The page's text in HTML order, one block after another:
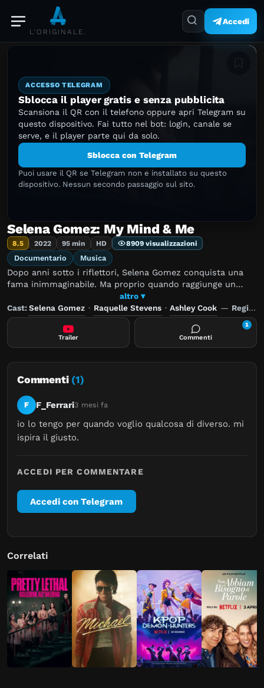
L'ORIGINALE.
Accedi
ACCESSO TELEGRAM
Sblocca il player gratis e senza pubblicita
Scansiona il QR con il telefono oppure apri Telegram su
questo dispositivo. Fai tutto nel bot: login, canale se
serve, e il player parte qui da solo.
Sblocca con Telegram
Puoi usare il QR se Telegram non e installato su questo
dispositivo. Nessun secondo passaggio sul sito.
Selena Gomez: My Mind & Me
8.5 2022 95 min HD 8909 visualizzazioni
Documentario Musica
Dopo anni sotto i riflettori, Selena Gomez conquista una
fama inimmaginabile. Ma proprio quando raggiunge un
nuovo apice, una svolta inaspettata la trascina
nell’oscurità. Questo documentario schietto e intimo
ripercorre il suo viaggio di sei anni verso una nuova luce.
altro ▾
Cast:Selena Gomez · Raquelle Stevens · Ashley Cook — Regia:
Trailer Commenti
1
Commenti (1)
F F_Ferrari3 mesi fa
io lo tengo per quando voglio qualcosa di diverso. mi
ispira il giusto.
ACCEDI PER COMMENTARE
Accedi con Telegram
Correlati